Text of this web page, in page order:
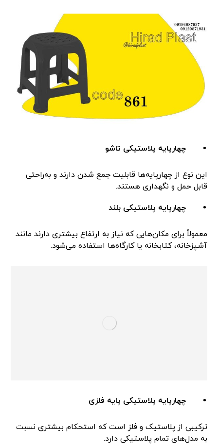
چهارپایه پلاستیکی تاشو
این نوع از چهارپایه‌ها قابلیت جمع شدن دارند و به‌راحتی
قابل حمل و نگهداری هستند.
چهارپایه پلاستیکی بلند
معمولاً برای مکان‌هایی که نیاز به ارتفاع بیشتری دارند مانند
آشپزخانه، کتابخانه یا کارگاه‌ها استفاده می‌شود.
چهارپایه پلاستیکی پایه فلزی
ترکیبی از پلاستیک و فلز است که استحکام بیشتری نسبت
به مدل‌های تمام پلاستیکی دارد.